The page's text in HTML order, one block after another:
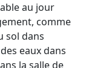
au jour
comme
sol dans
eaux dans
la salle de